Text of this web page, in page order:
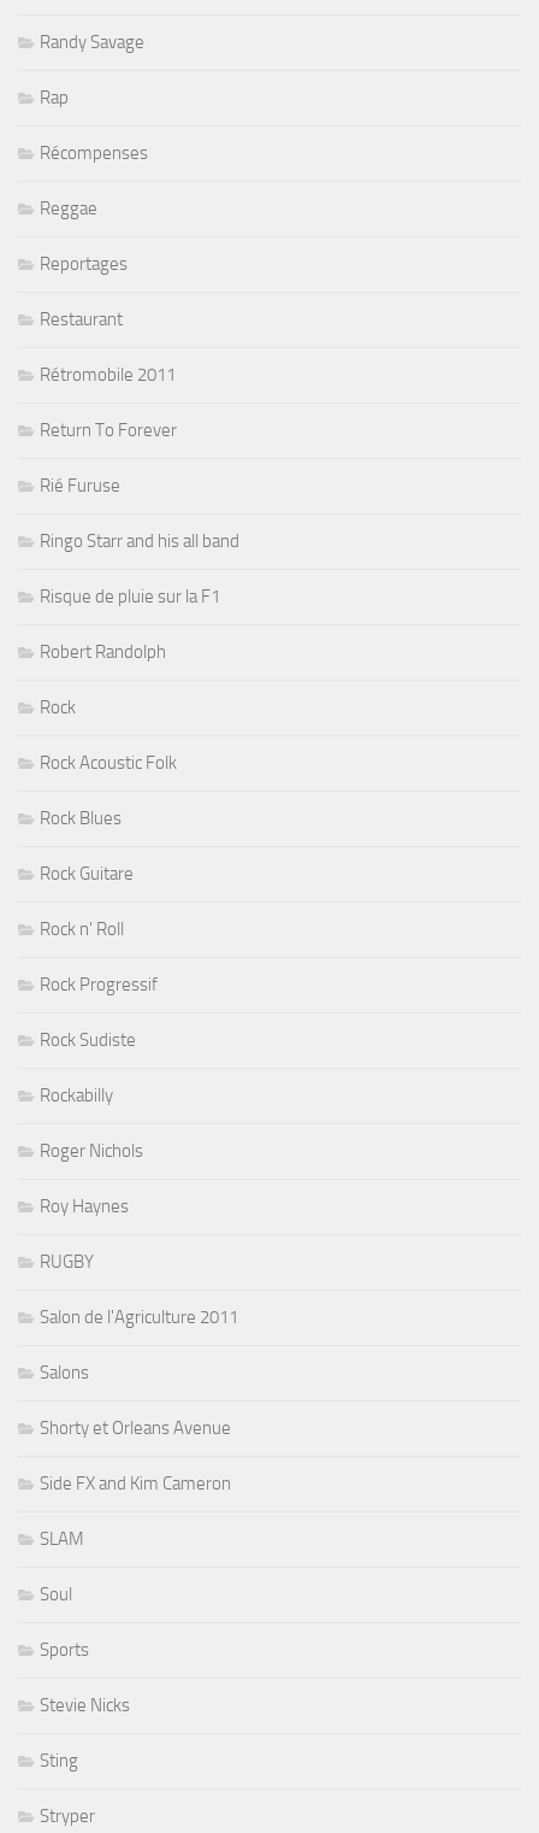
Randy Savage
Rap
Récompenses
Reggae
Reportages
Restaurant
Rétromobile 2011
Return To Forever
Rié Furuse
Ringo Starr and his all band
Risque de pluie sur la F1
Robert Randolph
Rock
Rock Acoustic Folk
Rock Blues
Rock Guitare
Rock n' Roll
Rock Progressif
Rock Sudiste
Rockabilly
Roger Nichols
Roy Haynes
RUGBY
Salon de l'Agriculture 2011
Salons
Shorty et Orleans Avenue
Side FX and Kim Cameron
SLAM
Soul
Sports
Stevie Nicks
Sting
Stryper